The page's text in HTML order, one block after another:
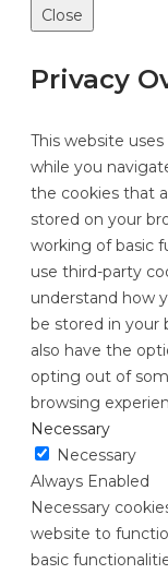
Close
Privacy
This website
while you
the cookies that
stored on your
working of basic
use third-party
understand how
be stored in your
also have the
opting out of
browsing
Necessary
Necessary
Always Enabled
Necessary
website to
basic